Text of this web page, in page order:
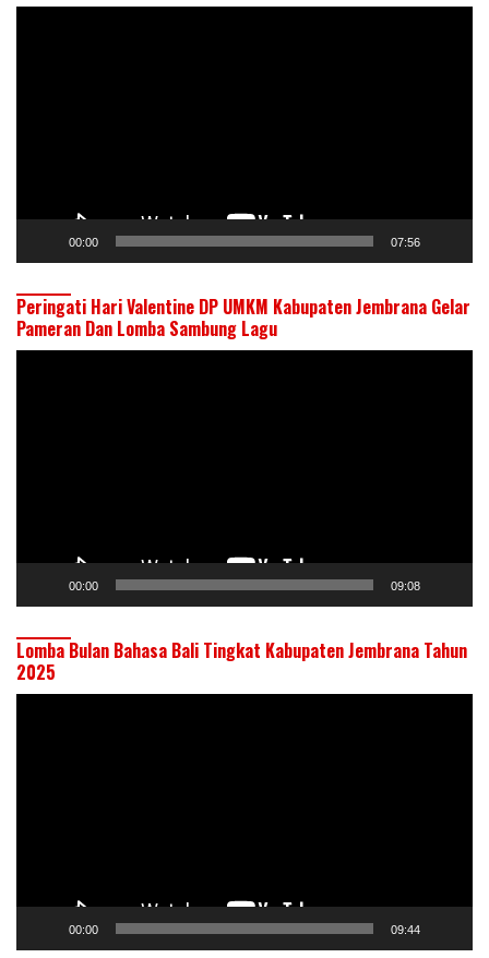
00:00 07:56
Peringati Hari Valentine DP UMKM Kabupaten Jembrana Gelar
Pameran Dan Lomba Sambung Lagu
00:00 09:08
Lomba Bulan Bahasa Bali Tingkat Kabupaten Jembrana Tahun
2025
00:00 09:44